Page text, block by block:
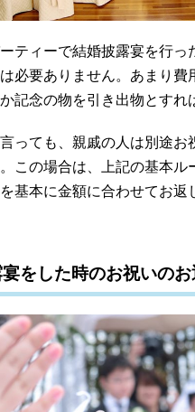
ティーで結婚披露宴を行っ
必要ありません。あまり費
記念の物を引き出物とすれ
っても、親戚の人は別途お
この場合は、上記の基本ル
を基本に金額に合わせてお
をした時のお祝いのお